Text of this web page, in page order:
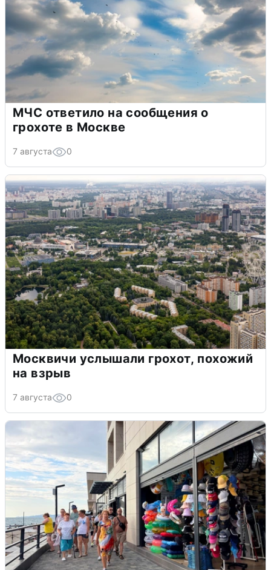
МЧС ответило на сообщения о
грохоте в Москве
7 августа 0
Москвичи услышали грохот, похожий
на взрыв
7 августа 0